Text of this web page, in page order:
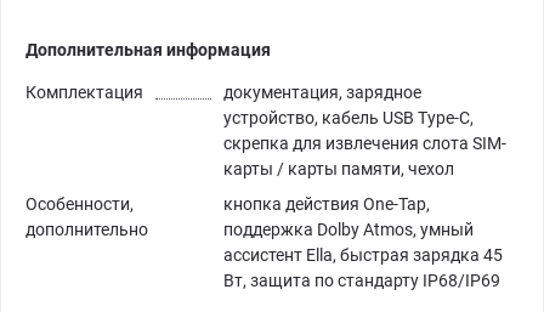
Дополнительная информация
Комплектация
документация, зарядное
устройство, кабель USB Type-C,
скрепка для извлечения слота SIM-
карты / карты памяти, чехол
Особенности,
дополнительно
кнопка действия One-Tap,
поддержка Dolby Atmos, умный
ассистент Ella, быстрая зарядка 45
Вт, защита по стандарту IP68/IP69